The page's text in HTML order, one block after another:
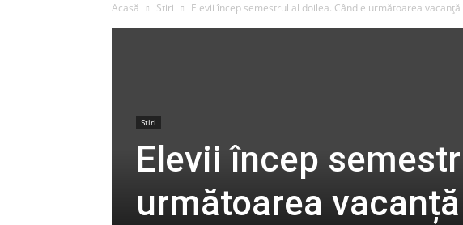
Acasă Stiri Elevii încep semestrul al doilea. Când e următoarea vacanță
Stiri
Elevii încep
următoarea vacanță